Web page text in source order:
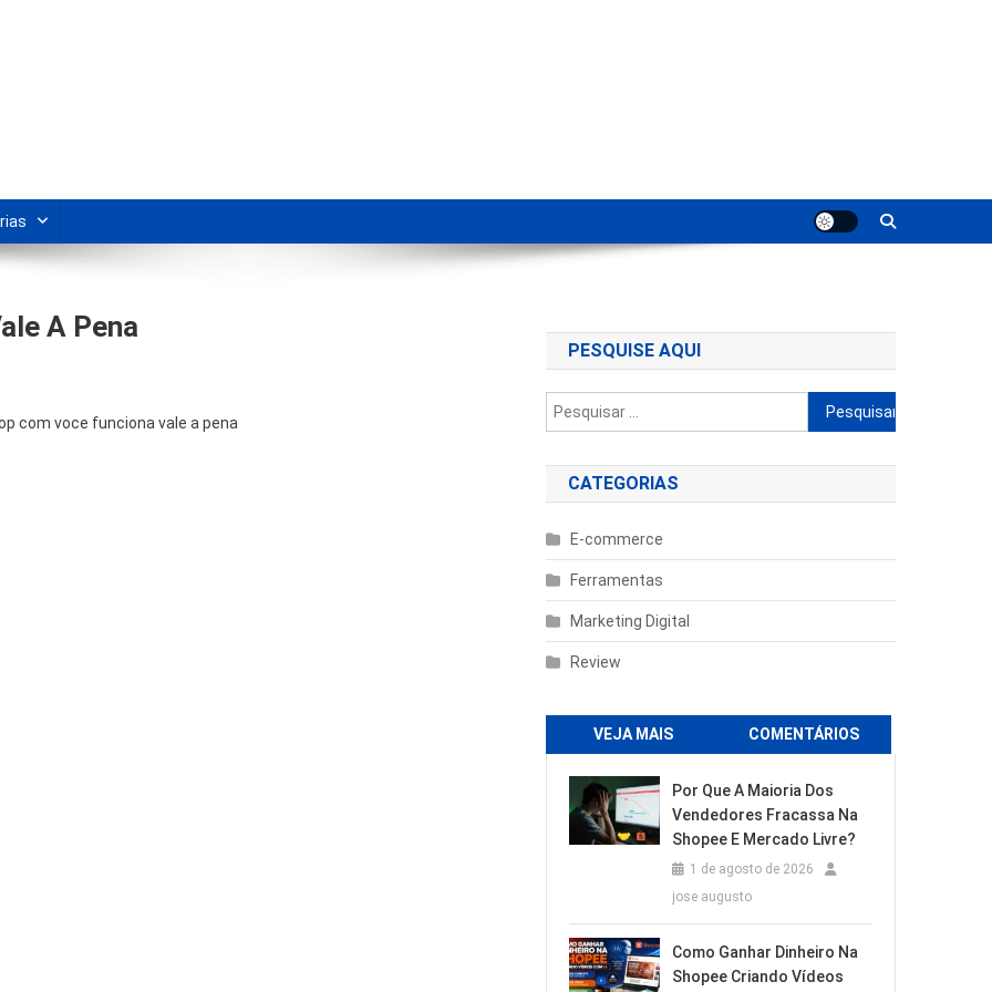
A Pena
com voce funciona vale a pena
PESQUISE AQUI
Pesquisar
por:
CATEGORIAS
E-commerce
Ferramentas
Marketing Digital
Review
VEJA MAIS COMENTÁRIOS
Por Que A Maioria Dos
Vendedores Fracassa Na
Shopee E Mercado Livre?
1 de agosto de 2026
jose augusto
Como Ganhar Dinheiro Na
Shopee Criando Vídeos